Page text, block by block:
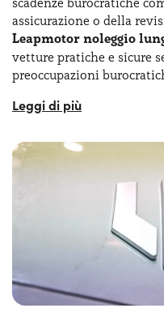
assicurazione o della
Leapmotor noleggio
vetture pratiche e sicure
preoccupazioni
Innanzitutto, con il
con una rata mensile
come assicurazione
Inoltre, con il Leapmotor
sono vincoli al termine
un modello più recente
sempre più importante
emissioni inquinantie
questo il Leapmotor
apprezzato, in quanto
sostenibili. Infine, con il